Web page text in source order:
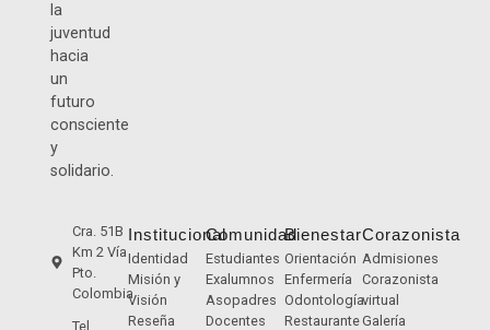
la
juventud
hacia
un
futuro
consciente
y
solidario.
Cra. 51B
Km 2 Vía
Pto.
Colombia
Tel.
Institucional
Identidad
Misión y
Visión
Reseña
Comunidad
Estudiantes
Exalumnos
Asopadres
Docentes
Bienestar
Orientación
Enfermería
Odontología
Restaurante
Corazonista
Admisiones
Corazonista
virtual
Galería